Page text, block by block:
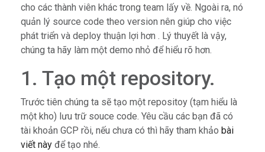
cho các thành viên khác trong team lấy về. Ngoài ra, nó
quản lý source code theo version nên giúp cho việc
phát triển và deploy thuận lợi hơn . Lý thuyết là vậy,
chúng ta hãy làm một demo nhỏ để hiểu rõ hơn.
1. Tạo một repository.
Trước tiên chúng ta sẽ tạo một repositoy (tạm hiểu là
một kho) lưu trữ souce code. Yêu cầu các bạn đã có
tài khoản GCP rồi, nếu chưa có thì hãy tham khảo bài
viết này để tạo nhé.